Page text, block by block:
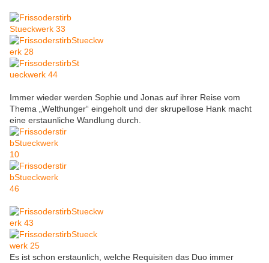
Immer wieder werden Sophie und Jonas auf ihrer Reise vom
Thema „Welthunger“ eingeholt und der skrupellose Hank macht
eine erstaunliche Wandlung durch.
Es ist schon erstaunlich, welche Requisiten das Duo immer